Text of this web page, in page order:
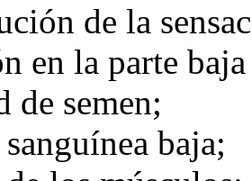
de la
en la parte
de semen;
baja;